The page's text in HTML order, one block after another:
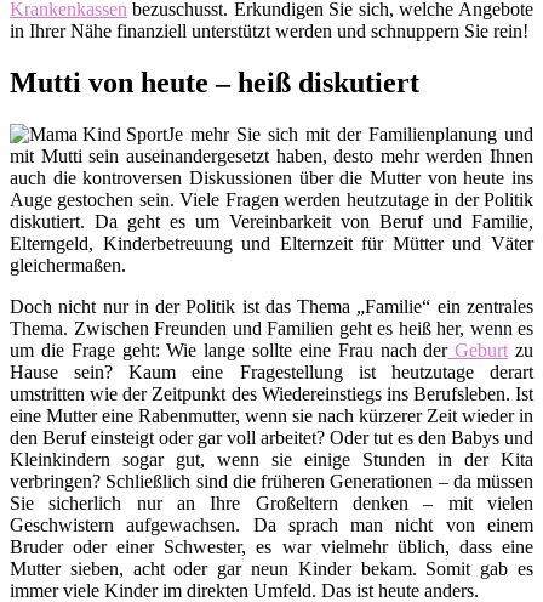
Krankenkassen bezuschusst. Erkundigen Sie sich, welche Angebote
in Ihrer Nähe finanziell unterstützt werden und schnuppern Sie rein!
Mutti von heute – heiß diskutiert
Je mehr Sie sich mit der Familienplanung und
mit Mutti sein auseinandergesetzt haben, desto mehr werden Ihnen
auch die kontroversen Diskussionen über die Mutter von heute ins
Auge gestochen sein. Viele Fragen werden heutzutage in der Politik
diskutiert. Da geht es um Vereinbarkeit von Beruf und Familie,
Elterngeld, Kinderbetreuung und Elternzeit für Mütter und Väter
gleichermaßen.
Doch nicht nur in der Politik ist das Thema „Familie“ ein zentrales
Thema. Zwischen Freunden und Familien geht es heiß her, wenn es
um die Frage geht: Wie lange sollte eine Frau nach derGeburt zu
Hause sein? Kaum eine Fragestellung ist heutzutage derart
umstritten wie der Zeitpunkt des Wiedereinstiegs ins Berufsleben. Ist
eine Mutter eine Rabenmutter, wenn sie nach kürzerer Zeit wieder in
den Beruf einsteigt oder gar voll arbeitet? Oder tut es den Babys und
Kleinkindern sogar gut, wenn sie einige Stunden in der Kita
verbringen? Schließlich sind die früheren Generationen – da müssen
Sie sicherlich nur an Ihre Großeltern denken – mit vielen
Geschwistern aufgewachsen. Da sprach man nicht von einem
Bruder oder einer Schwester, es war vielmehr üblich, dass eine
Mutter sieben, acht oder gar neun Kinder bekam. Somit gab es
immer viele Kinder im direkten Umfeld. Das ist heute anders.